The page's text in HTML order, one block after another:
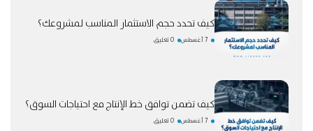
كيف تحدد حجم الاستثمار المناسب لمشروعك؟
7 أغسطس 0 تعليق
كيف تضمن توافق خط الإنتاج مع احتياجات السوق؟
7 أغسطس 0 تعليق